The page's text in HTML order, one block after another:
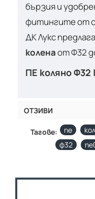
бързия и
фитингите от
ДК Лукс
коленаот Ф32
ПЕ коляно
ОТЗИВИ
Тагове: пе
ф32